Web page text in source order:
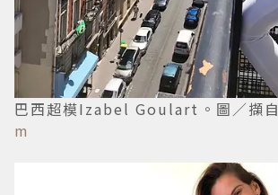
巴西超模Izabel Goulart。圖／擷自
m